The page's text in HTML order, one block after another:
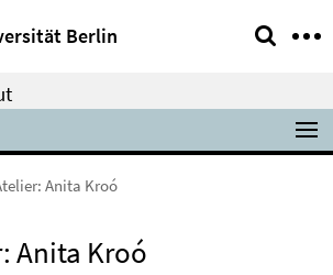
Berlin
Anita Kroó
Anita Kroó